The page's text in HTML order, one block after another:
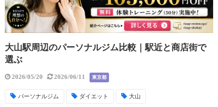
大山駅周辺のパーソナルジム比較｜駅近と商店街で
選ぶ
2026/05/20 2026/06/11 東京都
パーソナルジム ダイエット 大山